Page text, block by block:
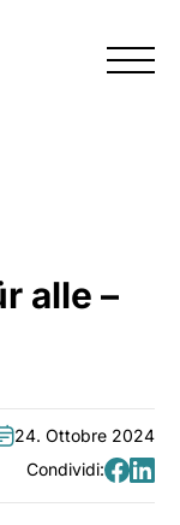
Menu
alle –
24. Ottobre 2024
Condividi: